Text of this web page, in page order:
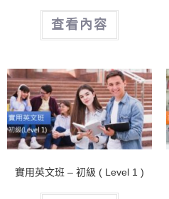
查看內容
實用英文班 – 初級 ( Level 1 )